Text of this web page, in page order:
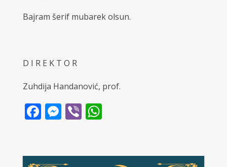
Bajram šerif mubarek olsun.
D I R E K T O R
Zuhdija Handanović, prof.
Facebook
Messenger
ViberWhatsApp